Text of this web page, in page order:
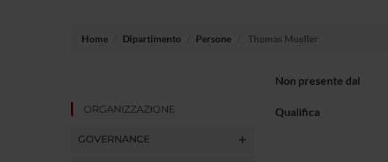
Home Dipartimento Persone Thomas Mueller
ORGANIZZAZIONE
GOVERNANCE
Non presente dal
Qualifica